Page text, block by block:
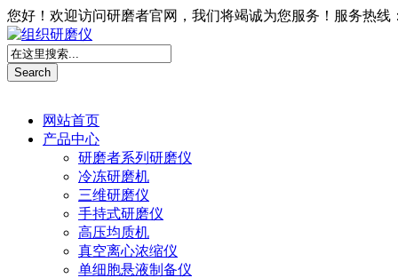
您好！欢迎访问研磨者官网，我们将竭诚为您服务！服务热线
网站首页
产品中心
研磨者系列研磨仪
冷冻研磨机
三维研磨仪
手持式研磨仪
高压均质机
真空离心浓缩仪
单细胞悬液制备仪